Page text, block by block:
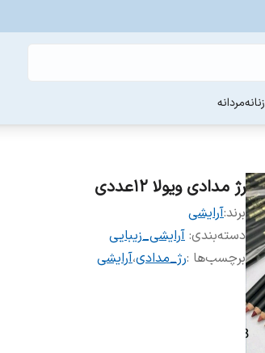
زنانهمردانه
رژ مدادی ویولا 12عددی
برند:آرایشی
دسته‌بندی: آرایشی_زیبایی
برچسب‌ها :رژ_مدادی،آرایشی